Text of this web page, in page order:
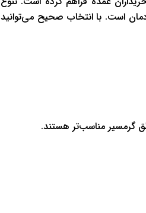
است. با انتخاب صحيح مي‌توانيد
گرمسير مناسب‌تر هستند.